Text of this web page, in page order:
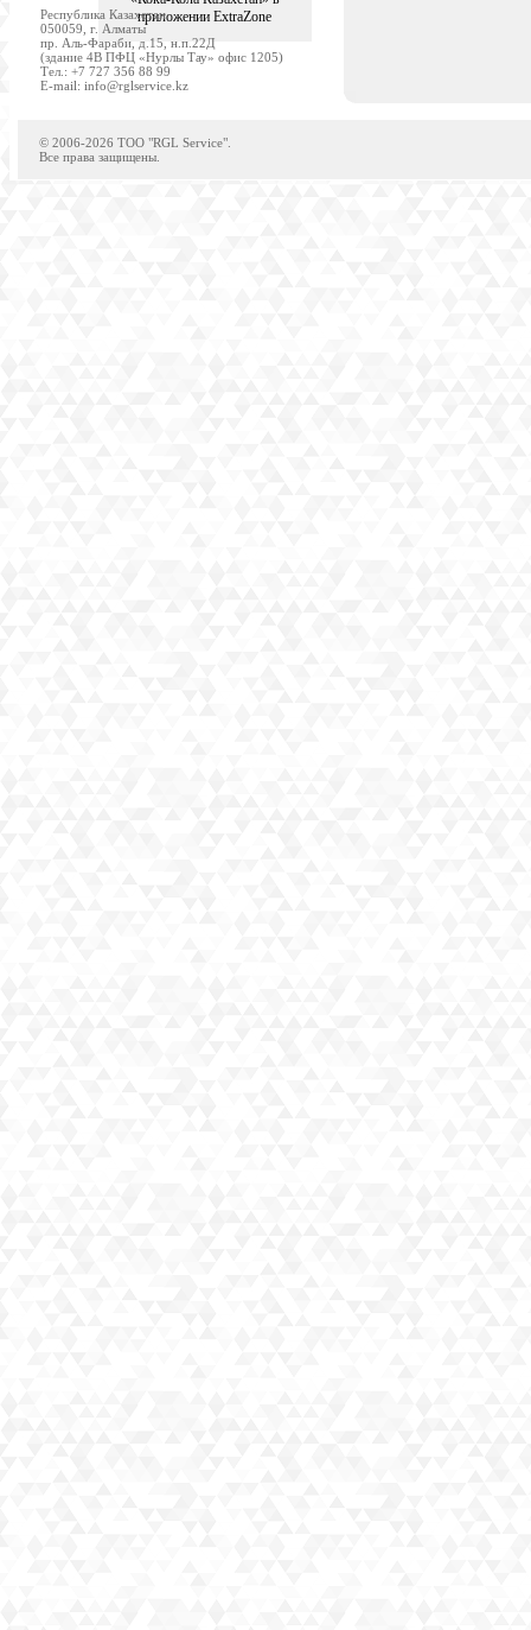
приложении ExtraZone
Республика Казахстан
050059, г. Алматы
пр. Аль-Фараби, д.15, н.п.22Д
(здание 4В ПФЦ «Нурлы Тау» офис 1205)
Tел.: +7 727 356 88 99
E-mail: info@rglservice.kz
© 2006-2026 TOO "RGL Service".
Все права защищены.